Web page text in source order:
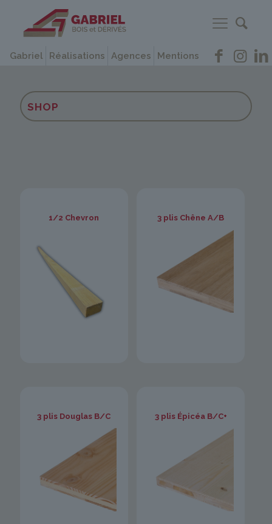
Gabriel Réalisations Agences Mentions
SHOP
1/2 Chevron 3 plis Chêne A/B
3 plis Douglas B/C 3 plis Épicéa B/C+